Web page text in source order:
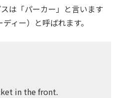
は「パーカー」と言います
ィー）と呼ばれます。
in the front.